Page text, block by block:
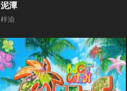
泥潭
梓渝